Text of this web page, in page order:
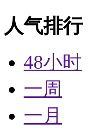
人气排行
48小时
一周
一月